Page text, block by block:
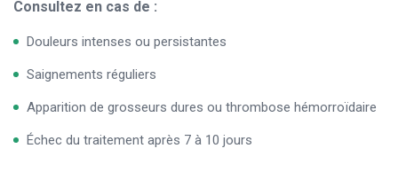
Consultez en cas de :
Douleurs intenses ou persistantes
Saignements réguliers
Apparition de grosseurs dures ou thrombose hémorroïdaire
Échec du traitement après 7 à 10 jours